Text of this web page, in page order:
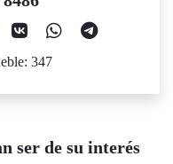
347
ser de su interés